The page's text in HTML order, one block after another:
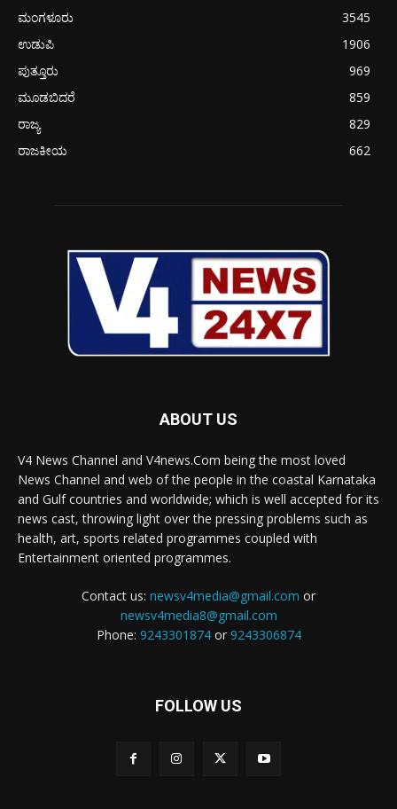
ಮಂಗಳೂರು
3545
ಉಡುಪಿ
1906
ಪುತ್ತೂರು
969
ಮೂಡಬಿದರೆ
859
ರಾಜ್ಯ
829
ರಾಜಕೀಯ
662
ABOUT US
V4 News Channel and V4news.Com being the most loved
News Channel and web of the people in the coastal Karnataka
and Gulf countries and worldwide; which is well accepted for its
news cast, throwing light over the pressing problems such as
health, art, sports related programmes coupled with
Entertainment oriented programmes.
Contact us: newsv4media@gmail.com or
newsv4media8@gmail.com
Phone: 9243301874or 9243306874
FOLLOW US